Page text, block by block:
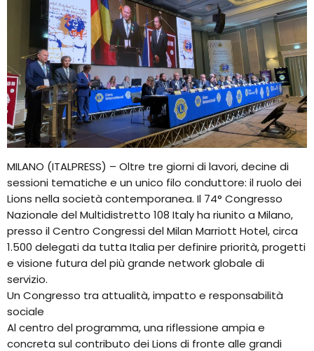
MILANO (ITALPRESS) – Oltre tre giorni di lavori, decine di
sessioni tematiche e un unico filo conduttore: il ruolo dei
Lions nella società contemporanea. Il 74° Congresso
Nazionale del Multidistretto 108 Italy ha riunito a Milano,
presso il Centro Congressi del Milan Marriott Hotel, circa
1.500 delegati da tutta Italia per definire priorità, progetti
e visione futura del più grande network globale di
servizio.
Un Congresso tra attualità, impatto e responsabilità
sociale
Al centro del programma, una riflessione ampia e
concreta sul contributo dei Lions di fronte alle grandi